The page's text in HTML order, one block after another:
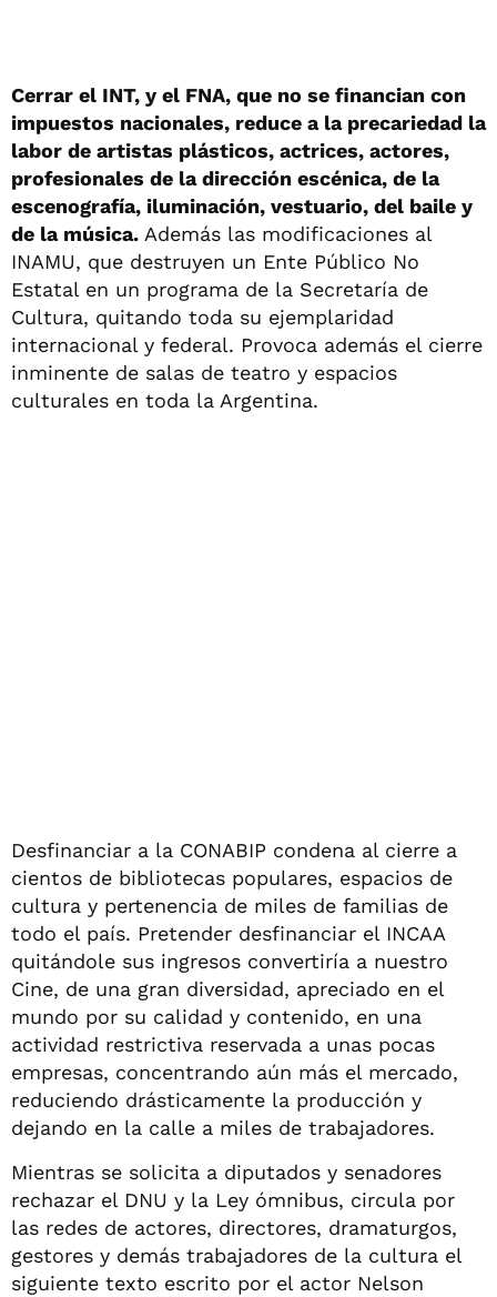
Cerrar el INT, y el FNA, que no se financian con
impuestos nacionales, reduce a la precariedad la
labor de artistas plásticos, actrices, actores,
profesionales de la dirección escénica, de la
escenografía, iluminación, vestuario, del baile y
de la música. Además las modificaciones al
INAMU, que destruyen un Ente Público No
Estatal en un programa de la Secretaría de
Cultura, quitando toda su ejemplaridad
internacional y federal. Provoca además el cierre
inminente de salas de teatro y espacios
culturales en toda la Argentina.
Desfinanciar a la CONABIP condena al cierre a
cientos de bibliotecas populares, espacios de
cultura y pertenencia de miles de familias de
todo el país. Pretender desfinanciar el INCAA
quitándole sus ingresos convertiría a nuestro
Cine, de una gran diversidad, apreciado en el
mundo por su calidad y contenido, en una
actividad restrictiva reservada a unas pocas
empresas, concentrando aún más el mercado,
reduciendo drásticamente la producción y
dejando en la calle a miles de trabajadores.
Mientras se solicita a diputados y senadores
rechazar el DNU y la Ley ómnibus, circula por
las redes de actores, directores, dramaturgos,
gestores y demás trabajadores de la cultura el
siguiente texto escrito por el actor Nelson